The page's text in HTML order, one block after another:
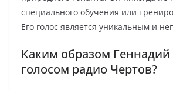
специального обучения или
Его голос является уникальным и
Каким образом Геннадий
голосом радио Чертов?